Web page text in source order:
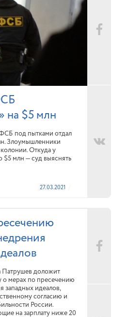
на $5 млн
под пытками отдал
Злоумышленники
Откуда у
$5 млн — суд выяснять
27.03.2021
Патрушев доложит
о мерах по пресечению
западных идеалов,
согласию и
России.
на зарплату ниже 20